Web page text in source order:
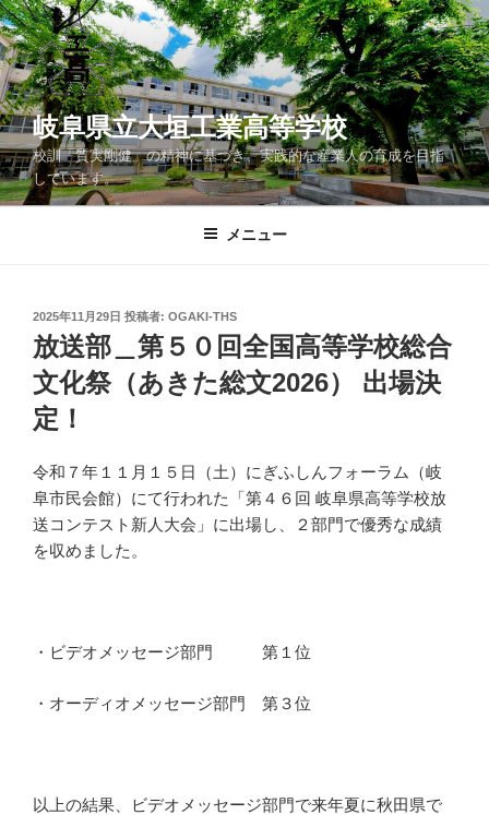
コ
ン
テ
ン
ツ
へ
ス
キ
岐阜県立大垣工業高等学校
校訓「質実剛健」の精神に基づき、実践的な産業人の育成を目指
しています。
メニュー
投
稿
日:
2025年11月29日 投稿者: OGAKI-THS
放送部＿第５０回全国高等学校総合
文化祭（あきた総文2026） 出場決
定！
令和７年１１月１５日（土）にぎふしんフォーラム（岐
阜市民会館）にて行われた「第４６回 岐阜県高等学校放
送コンテスト新人大会」に出場し、２部門で優秀な成績
を収めました。
・ビデオメッセージ部門 第１位
・オーディオメッセージ部門 第３位
以上の結果、ビデオメッセージ部門で来年夏に秋田県で